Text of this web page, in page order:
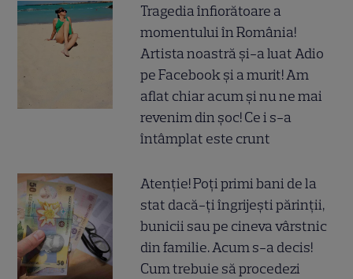
Tragedia înfiorătoare a
momentului în România!
Artista noastră și-a luat Adio
pe Facebook și a murit! Am
aflat chiar acum și nu ne mai
revenim din șoc! Ce i s-a
întâmplat este crunt
Atenție! Poți primi bani de la
stat dacă-ți îngrijești părinții,
bunicii sau pe cineva vârstnic
din familie. Acum s-a decis!
Cum trebuie să procedezi